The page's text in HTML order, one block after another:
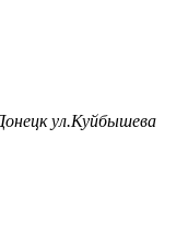
ул.Куйбышева